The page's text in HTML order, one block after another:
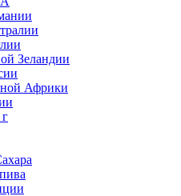
Зеландии
Африки